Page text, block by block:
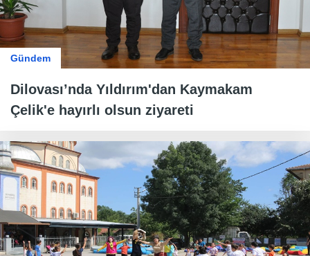
Gündem
Dilovası’nda Yıldırım'dan Kaymakam
Çelik'e hayırlı olsun ziyareti